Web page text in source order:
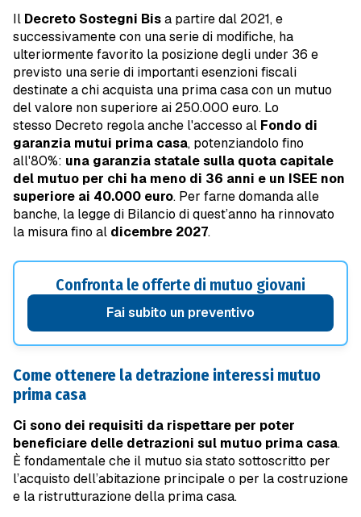
Il Decreto Sostegni Bisa partire dal 2021, e
successivamente con una serie di modifiche, ha
ulteriormente favorito la posizione degli under 36 e
previsto una serie di importanti esenzioni fiscali
destinate a chi acquista una prima casa con un mutuo
del valore non superiore ai 250.000 euro. Lo
stesso Decreto regola anche l'accesso al Fondo di
garanzia mutui prima casa, potenziandolo fino
all'80%: una garanzia statale sulla quota capitale
del mutuo per chi ha meno di 36 anni e un ISEE non
superiore ai 40.000 euro. Per farne domanda alle
banche, la legge di Bilancio di quest’anno ha rinnovato
la misura fino al dicembre 2027.
Confronta le offerte di mutuo giovani
fai subito un preventivo
Come ottenere la detrazione interessi mutuo
prima casa
Ci sono dei requisiti da rispettare per poter
beneficiare delle detrazioni sul mutuo prima casa.
È fondamentale che il mutuo sia stato sottoscritto per
l’acquisto dell’abitazione principale o per la costruzione
e la ristrutturazione della prima casa.